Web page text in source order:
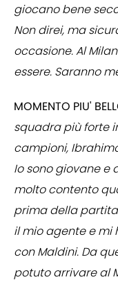
giocano bene
Non direi, ma
occasione. Al
essere. Saranno
MOMENTO PIU'
squadra più forte
campioni,
Io sono giovane e
molto contento
prima della
il mio agente e
con Maldini. Da
potuto arrivare al